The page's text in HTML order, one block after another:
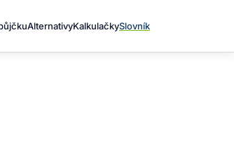
AlternativyKalkulačkySlovník